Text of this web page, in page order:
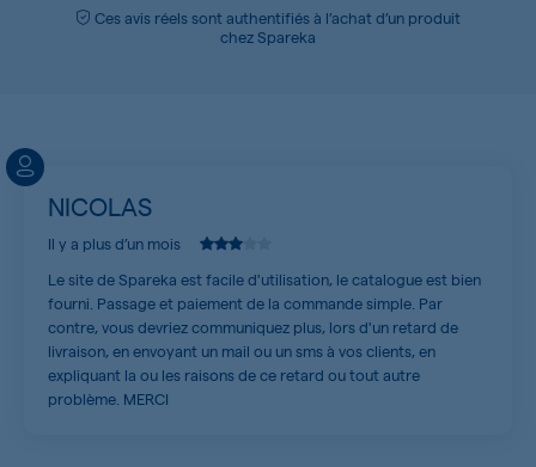
Ces avis réels sont authentifiés à l’achat d’un produit
chez Spareka
NICOLAS
Il y a plus d’un mois
Le site de Spareka est facile d'utilisation, le catalogue est bien
fourni. Passage et paiement de la commande simple. Par
contre, vous devriez communiquez plus, lors d'un retard de
livraison, en envoyant un mail ou un sms à vos clients, en
expliquant la ou les raisons de ce retard ou tout autre
problème. MERCI